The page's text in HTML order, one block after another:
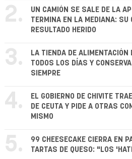
2.
UN CAMIÓN SE SALE DE LA
TERMINA EN LA MEDIANA: SU
RESULTADO HERIDO
3.
LA TIENDA DE ALIMENTACIÓN
TODOS LOS DÍAS Y
SIEMPRE
4.
EL GOBIERNO DE CHIVITE
DE CEUTA Y PIDE A OTRAS
MISMO
5.
99 CHEESECAKE CIERRA EN
TARTAS DE QUESO: "LOS